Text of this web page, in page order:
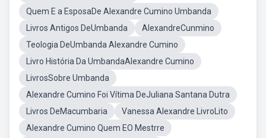
Quem E a EsposaDe Alexandre Cumino Umbanda
Livros Antigos DeUmbanda
AlexandreCunmino
Teologia DeUmbanda Alexandre Cumino
Livro História Da UmbandaAlexandre Cumino
LivrosSobre Umbanda
Alexandre Cumino Foi Vítima DeJuliana Santana Dutra
Livros DeMacumbaria
Vanessa Alexandre LivroLito
Alexandre Cumino Quem EO Mestrre